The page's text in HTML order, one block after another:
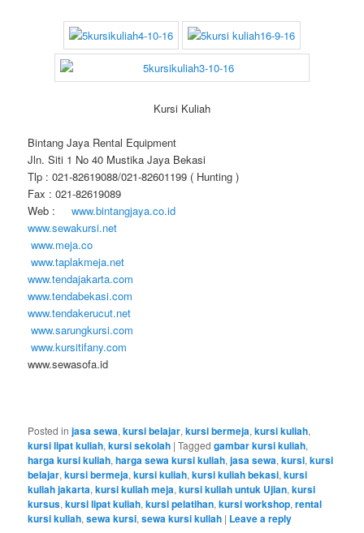
Kursi Kuliah
Bintang Jaya Rental Equipment
Jln. Siti 1 No 40 Mustika Jaya Bekasi
Tlp : 021-82619088/021-82601199 ( Hunting )
Fax : 021-82619089
Web :
www.bintangjaya.co.id
www.sewakursi.net
www.meja.co
www.taplakmeja.net
www.tendajakarta.com
www.tendabekasi.com
www.tendakerucut.net
www.sarungkursi.com
www.kursitifany.com
www.sewasofa.id
Posted in jasa sewa,kursi belajar,kursi bermeja,kursi kuliah,
kursi lipat kuliah,kursi sekolah |Tagged gambar kursi kuliah,
harga kursi kuliah,harga sewa kursi kuliah,jasa sewa,kursi,kursi
belajar,kursi bermeja,kursi kuliah,kursi kuliah bekasi,kursi
kuliah jakarta,kursi kuliah meja,kursi kuliah untuk Ujian,kursi
kursus,kursi lipat kuliah,kursi pelatihan,kursi workshop,rental
kursi kuliah,sewa kursi,sewa kursi kuliah | Leave a reply